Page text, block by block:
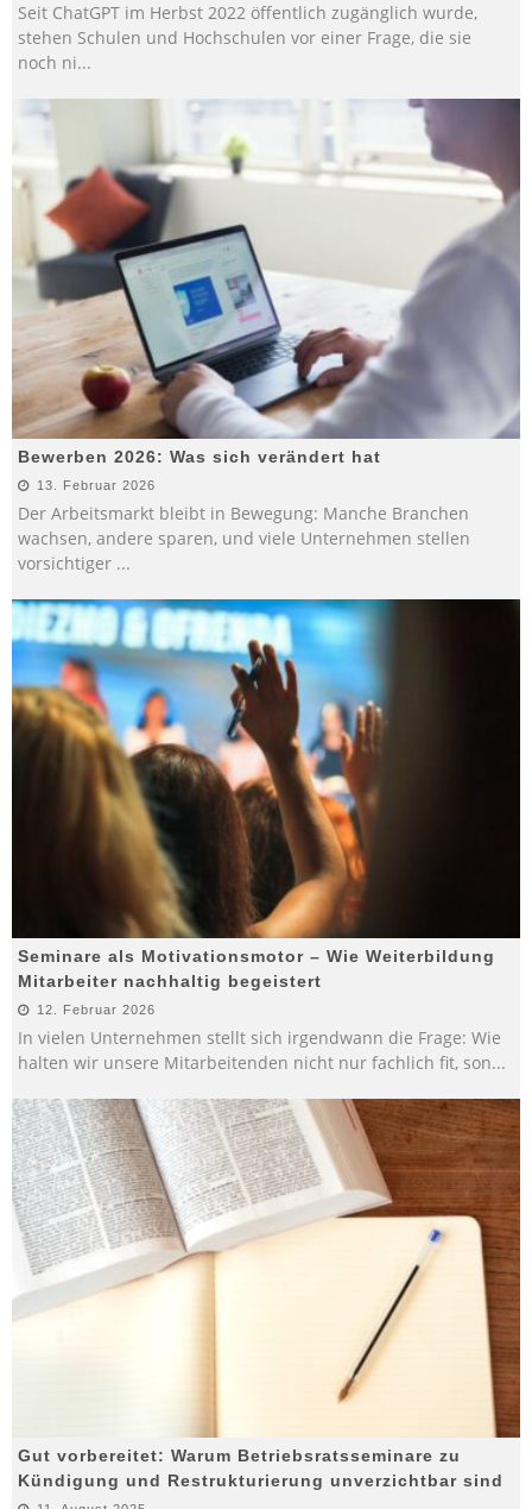
Seit ChatGPT im Herbst 2022 öffentlich zugänglich wurde,
stehen Schulen und Hochschulen vor einer Frage, die sie
noch ni...
Bewerben 2026: Was sich verändert hat
13. Februar 2026
Der Arbeitsmarkt bleibt in Bewegung: Manche Branchen
wachsen, andere sparen, und viele Unternehmen stellen
vorsichtiger ...
Seminare als Motivationsmotor – Wie Weiterbildung
Mitarbeiter nachhaltig begeistert
12. Februar 2026
In vielen Unternehmen stellt sich irgendwann die Frage: Wie
halten wir unsere Mitarbeitenden nicht nur fachlich fit, son...
Gut vorbereitet: Warum Betriebsratsseminare zu
Kündigung und Restrukturierung unverzichtbar sind